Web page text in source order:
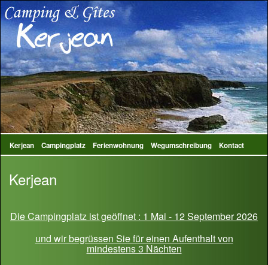
Kerjean Campingplatz Ferienwohnung Wegumschreibung Kontact
Kerjean
Die Campingplatz ist geöffnet : 1 Mai - 12 September 2026
und wir begrüssen Sie für einen Aufenthalt von
mindestens 3 Nächten